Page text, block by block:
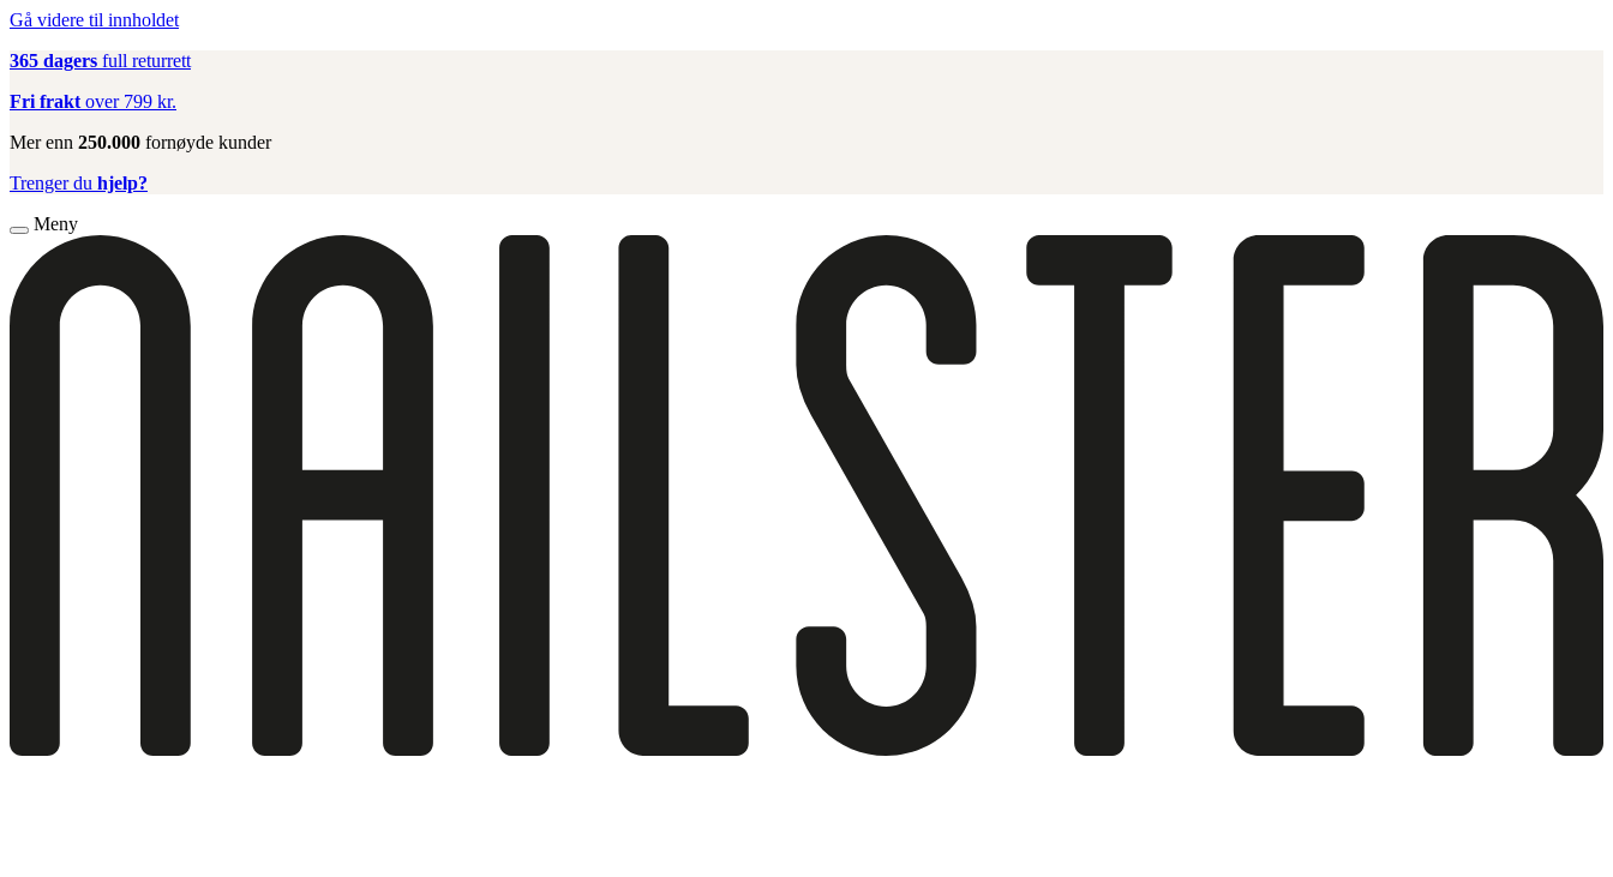
Gå videre til innholdet
365 dagers full returrett
Fri frakt over 799 kr.
Mer enn 250.000 fornøyde kunder
Trenger du hjelp?
Meny